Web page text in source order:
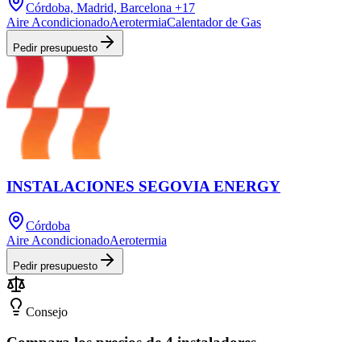
Córdoba, Madrid, Barcelona +17
Aire AcondicionadoAerotermiaCalentador de Gas
Pedir presupuesto
INSTALACIONES SEGOVIA ENERGY
Córdoba
Aire AcondicionadoAerotermia
Pedir presupuesto
Consejo